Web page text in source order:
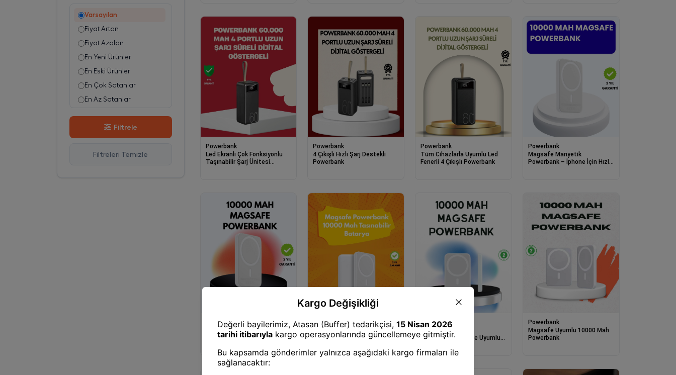
Varsayılan
Fiyat Artan
Fiyat Azalan
En Yeni Ürünler
En Eski Ürünler
En Çok Satanlar
En Az Satanlar
Stok Artan
En Çok Favorilenen
Filtrele
Filtreleri Temizle
Powerbank
Led Ekranlı Çok Fonksiyonlu
Taşınabilir Şarj Ünitesi
Powerbank
4 Çıkışlı Hızlı Şarj Destekli
Powerbank
Powerbank
Tüm Cihazlarla Uyumlu Led
Fenerli 4 Çıkışlı Powerbank
Powerbank
Magsafe Manyetik
Powerbank – İphone İçin Hızlı,
Powerbank
Ultra İnce Manyetik
Powerbank – Hızlı Şarj, Güçlü
Powerbank
Ultra Kompakt Ve Güçlü –
Magsafe Powerbank 10000
Deneyimi
Powerbank
Kablosuz Magsafe
Powerbank – İphone Uyumlu,
Powerbank
Magsafe Uyumlu 10000 Mah
Powerbank